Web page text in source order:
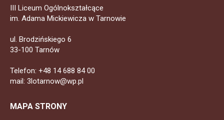
III Liceum Ogólnokształcące
im. Adama Mickiewicza w Tarnowie
ul. Brodzińskiego 6
33-100 Tarnów
Telefon: +48 14 688 84 00
mail: 3lotarnow@wp.pl
MAPA STRONY